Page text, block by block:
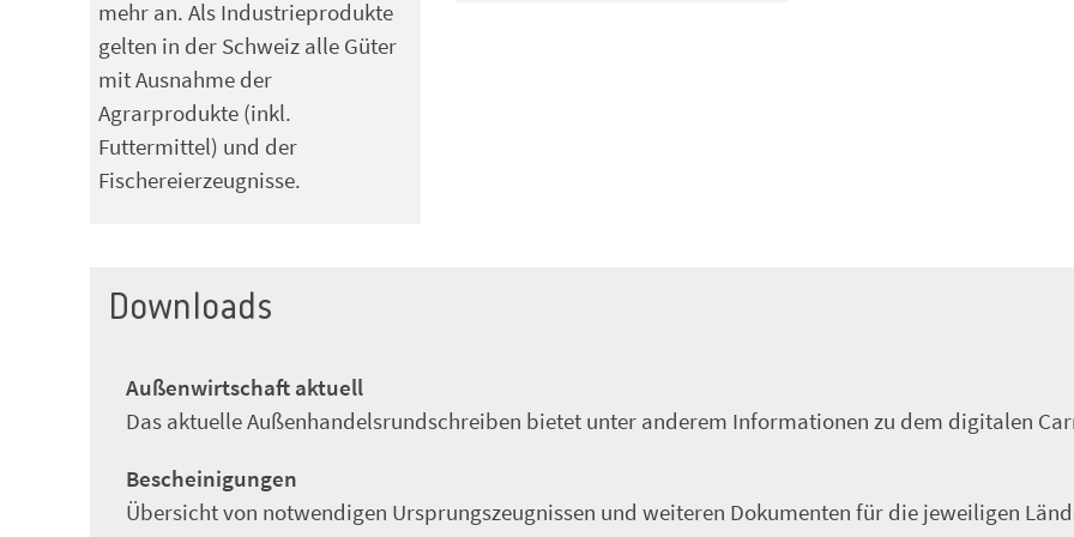
mehr an. Als Industrieprodukte
gelten in der Schweiz alle Güter
mit Ausnahme der
Agrarprodukte (inkl.
Futtermittel) und der
Fischereierzeugnisse.
Downloads
Außenwirtschaft aktuell
Das aktuelle Außenhandelsrundschreiben bietet unter anderem Informationen zu dem digitalen
Bescheinigungen
Übersicht von notwendigen Ursprungszeugnissen und weiteren Dokumenten für die jeweiligen